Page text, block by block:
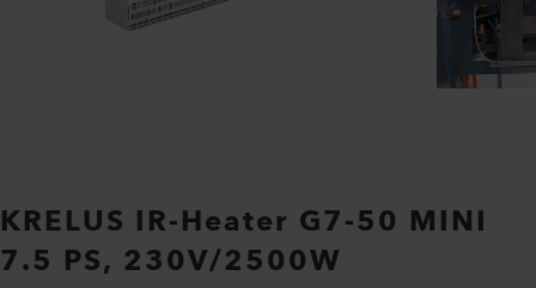
KRELUS IR-Heater G7-50 MINI
7.5 PS, 230V/2500W